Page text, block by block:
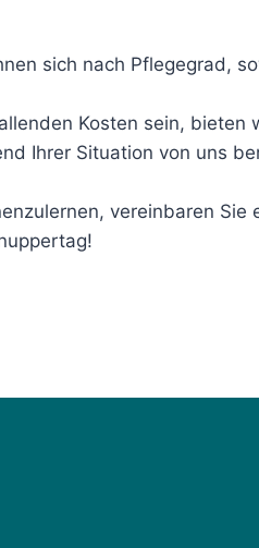
sich nach Pflegegrad,
Kosten sein, bieten
Ihrer Situation von uns
vereinbaren Sie